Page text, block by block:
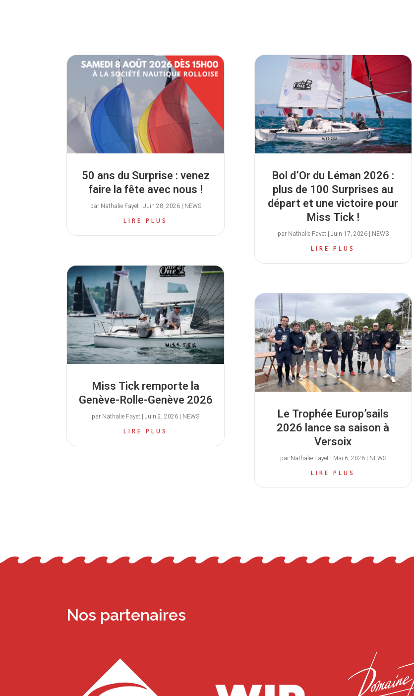
50 ans du Surprise : venez
faire la fête avec nous !
par Nathalie Fayet| Juin 28, 2026| NEWS
LIRE PLUS
Miss Tick remporte la
Genève-Rolle-Genève 2026
par Nathalie Fayet |Juin 2, 2026 | NEWS
LIRE PLUS
Bol d’Or du Léman 2026 :
plus de 100 Surprises au
départ et une victoire pour
Miss Tick !
par Nathalie Fayet| Juin 17, 2026| NEWS
LIRE PLUS
Le Trophée Europ’sails
2026 lance sa saison à
Versoix
par Nathalie Fayet| Mai 6, 2026| NEWS
LIRE PLUS
Nos partenaires